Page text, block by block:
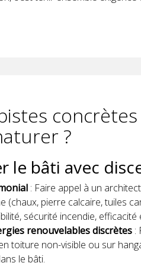
?
le bâti avec
: Faire appel à un
(chaux, pierre calcaire, tuiles
sécurité incendie, efficacité
renouvelables discrètes :
toiture non-visible ou sur
le bâti.